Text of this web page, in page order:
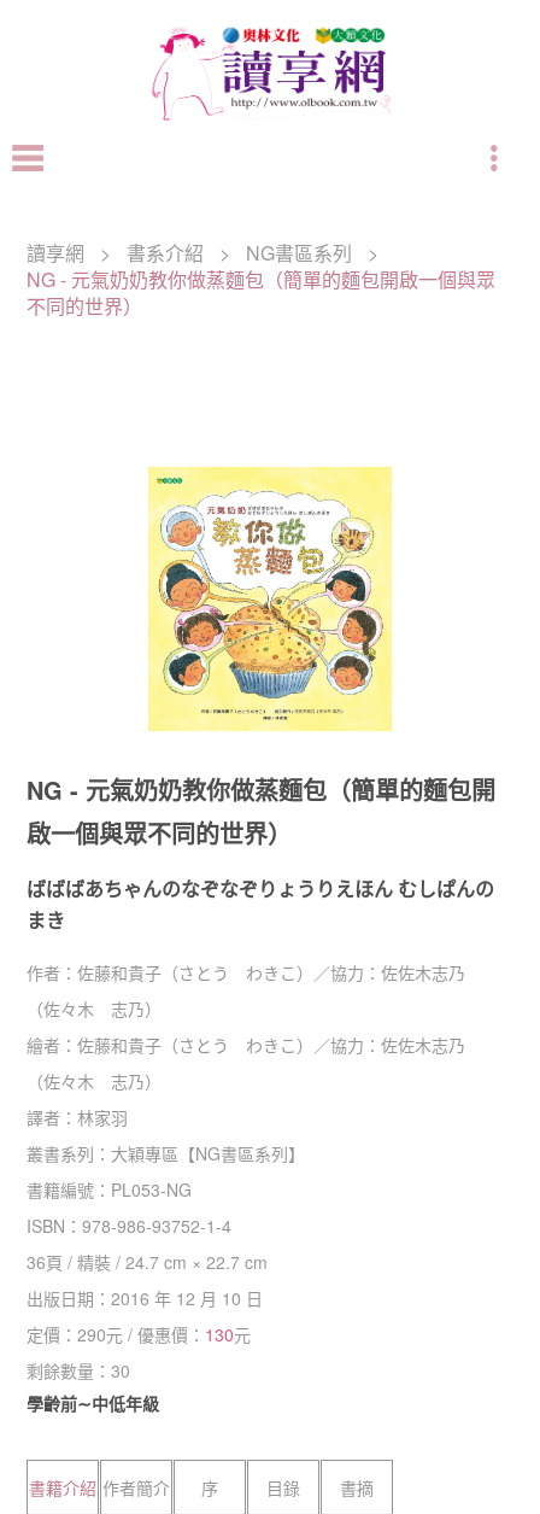
讀享網 > 書系介紹 > NG書區系列
>
NG - 元氣奶奶教你做蒸麵包（簡單的麵包開啟一個與眾
不同的世界）
NG - 元氣奶奶教你做蒸麵包（簡單的麵包開
啟一個與眾不同的世界）
ばばばあちゃんのなぞなぞりょうりえほん むしぱんの
まき
作者：佐藤和貴子（さとう わきこ）／協力：佐佐木志乃
（佐々木 志乃）
繪者：佐藤和貴子（さとう わきこ）／協力：佐佐木志乃
（佐々木 志乃）
譯者：林家羽
叢書系列： 大穎專區 【NG書區系列】
書籍編號： PL053-NG
ISBN：978-986-93752-1-4
36頁 /精裝 /24.7 cm × 22.7 cm
出版日期：2016 年 12 月 10 日
定價：290元 / 優惠價： 130元
剩餘數量：30
學齡前∼中低年級
書籍介紹 作者簡介 序 目錄 書摘